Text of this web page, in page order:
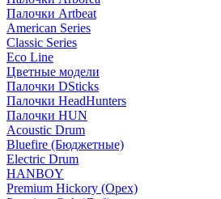
Палочки Artbeat
American Series
Classic Series
Eco Line
Цветные модели
Палочки DSticks
Палочки HeadHunters
Палочки HUN
Acoustic Drum
Bluefire (Бюджетные)
Electric Drum
HANBOY
Premium Hickory (Орех)